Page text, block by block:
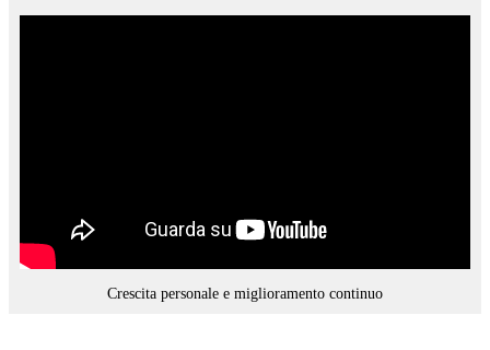
Crescita personale e miglioramento continuo